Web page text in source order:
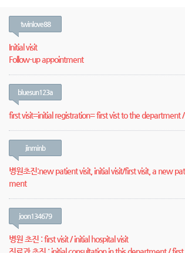
twinlove88
Initial visit
Follow-up appointment
bluesun123a
first visit=initial registration= first vist to the department
jinminb
병원초진:new patient visit, initial visit/first visit, a new
ment
joon134679
병원 초진 : first visit / initial hospital visit
진료과 초진 : initial consultation in this department /